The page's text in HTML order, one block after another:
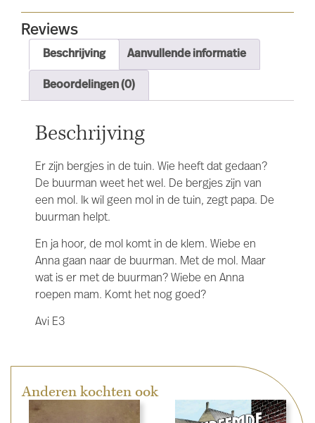
Reviews
Beschrijving Aanvullende informatie
Beoordelingen (0)
Beschrijving
Er zijn bergjes in de tuin. Wie heeft dat gedaan?
De buurman weet het wel. De bergjes zijn van
een mol. Ik wil geen mol in de tuin, zegt papa. De
buurman helpt.
En ja hoor, de mol komt in de klem. Wiebe en
Anna gaan naar de buurman. Met de mol. Maar
wat is er met de buurman? Wiebe en Anna
roepen mam. Komt het nog goed?
Avi E3
Anderen kochten ook